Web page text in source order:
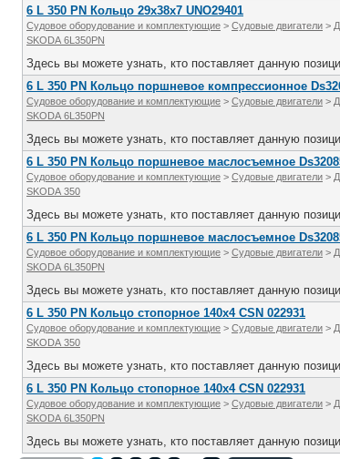
6 L 350 PN Кольцо 29x38x7 UNО29401
Судовое оборудование и комплектующие > Судовые двигатели >
SKODA 6L350PN
Здесь вы можете узнать, кто поставляет данную
6 L 350 PN Кольцо поршневое компрессионное
Судовое оборудование и комплектующие > Судовые двигатели >
SKODA 6L350PN
Здесь вы можете узнать, кто поставляет данную
6 L 350 PN Кольцо поршневое маслосъемное
Судовое оборудование и комплектующие > Судовые двигатели >
SKODA 350
Здесь вы можете узнать, кто поставляет данную
6 L 350 PN Кольцо поршневое маслосъемное
Судовое оборудование и комплектующие > Судовые двигатели >
SKODA 6L350PN
Здесь вы можете узнать, кто поставляет данную
6 L 350 PN Кольцо стопорное 140x4 CSN 022931
Судовое оборудование и комплектующие > Судовые двигатели >
SKODA 350
Здесь вы можете узнать, кто поставляет данную
6 L 350 PN Кольцо стопорное 140x4 CSN 022931
Судовое оборудование и комплектующие > Судовые двигатели >
SKODA 6L350PN
Здесь вы можете узнать, кто поставляет данную